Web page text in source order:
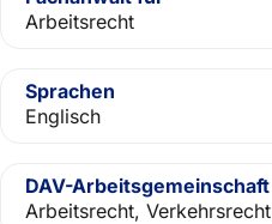
Arbeitsrecht
Sprachen
Englisch
DAV-Arbeitsgemeinschaft
Arbeitsrecht, Verkehrsrecht